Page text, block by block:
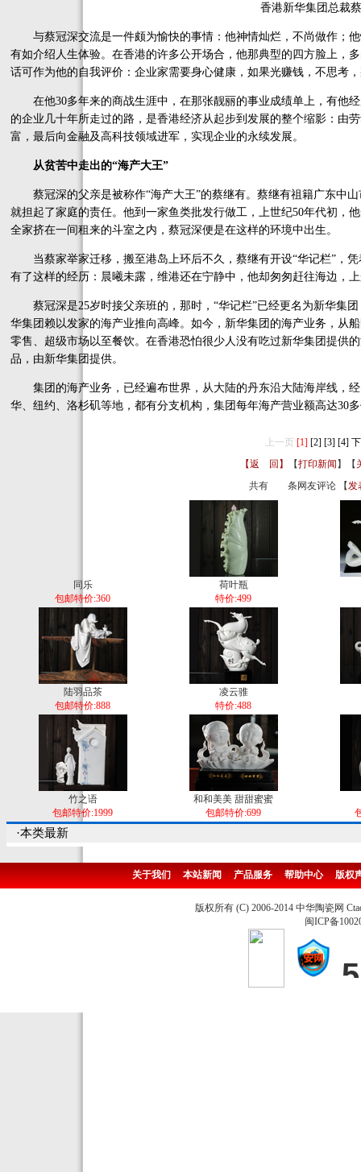
香港新华集团总裁
与蔡冠深交流是一件颇为愉快的事情：他神情灿烂，不尚做作；
有如介绍人生体验。在香港的许多公开场合，他那典型的四方脸上，
话可作为他的自我评价：企业家需要身心健康，如果光赚钱，不思考
在他30多年来的商战生涯中，在那张靓丽的事业成绩单上，有他
的企业几十年所走过的路，是香港经济从起步到发展的整个缩影：由
富，最后向金融及高科技领域进军，实现企业的永续发展。
从贫苦中走出的“海产大王”
蔡冠深的父亲是被称作“海产大王”的蔡继有。蔡继有祖籍广东中山
就担起了家庭的责任。他到一家鱼类批发行做工，上世纪50年代初，
全家挤在一间租来的斗室之内，蔡冠深便是在这样的环境中出生。
当蔡家举家迁移，搬至港岛上环后不久，蔡继有开设“华记栏”，凭
有了这样的经历：晨曦未露，维港还在宁静中，他却匆匆赶往海边，
蔡冠深是25岁时接父亲班的，那时，“华记栏”已经更名为新华集团
华集团赖以发家的海产业推向高峰。如今，新华集团的海产业务，从
零售、超级市场以至餐饮。在香港恐怕很少人没有吃过新华集团提供
品，由新华集团提供。
集团的海产业务，已经遍布世界，从大陆的丹东沿大陆海岸线，
华、纽约、洛杉矶等地，都有分支机构，集团每年海产营业额高达30
上一页 [1] [2] [3] [4]
【返 回】
【打印新闻 】【
共有
条网友评论 【发
同乐
包邮特价:360
荷叶瓶
特价:499
陆羽品茶
包邮特价:888
凌云骓
特价:488
竹之语
包邮特价:1999
和和美美 甜甜蜜蜜
包邮特价:699
·本类最新
关于我们 本站新闻 产品服务 帮助中心 版权
版权所有 (C) 2006-2014 中华陶瓷网
闽ICP备